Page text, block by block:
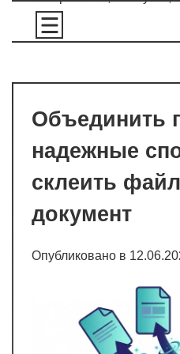
Перейти
содержимому
Объединить
надежные
склеить
документ
Опубликовано в